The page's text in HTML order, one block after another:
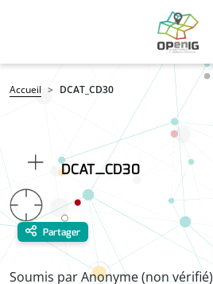
Fil d'Ariane
Accueil DCAT_CD30
DCAT_CD30
Partager
Soumis parAnonyme (non vérifié)